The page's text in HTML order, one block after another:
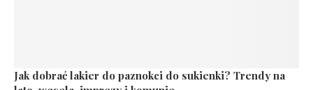
Jak dobrać lakier do paznokci do sukienki? Trendy na